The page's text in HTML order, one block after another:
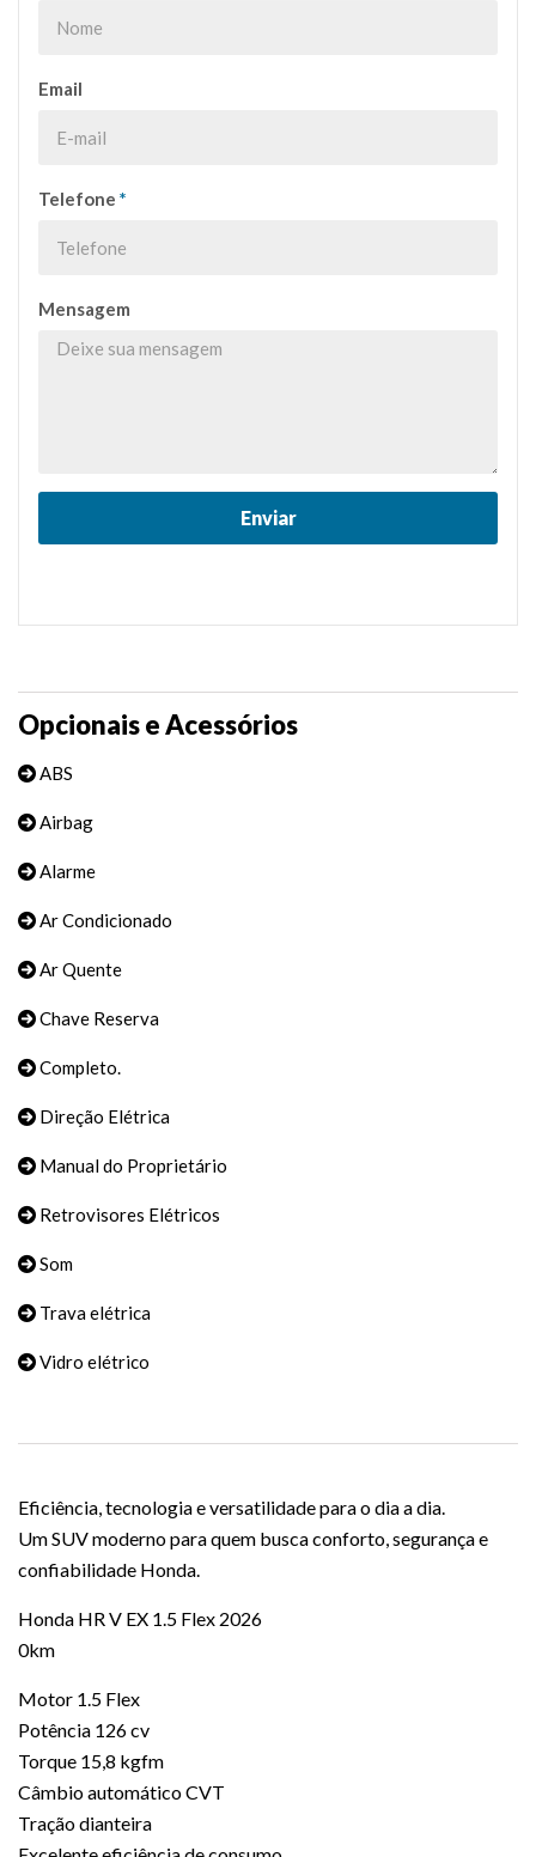
Email
Telefone *
Mensagem
Opcionais e Acessórios
ABS
Airbag
Alarme
Ar Condicionado
Ar Quente
Chave Reserva
Completo.
Direção Elétrica
Manual do Proprietário
Retrovisores Elétricos
Som
Trava elétrica
Vidro elétrico
Eficiência, tecnologia e versatilidade para o dia a dia.
Um SUV moderno para quem busca conforto, segurança e
confiabilidade Honda.
Honda HR V EX 1.5 Flex 2026
0km
Motor 1.5 Flex
Potência 126 cv
Torque 15,8 kgfm
Câmbio automático CVT
Tração dianteira